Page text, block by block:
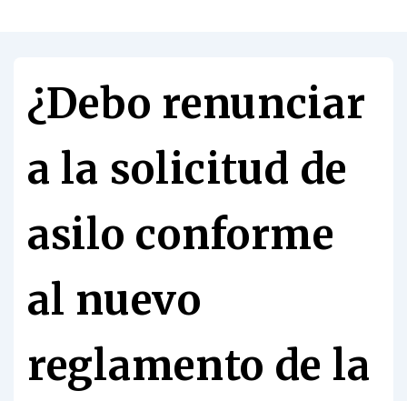
¿Debo renunciar
a la solicitud de
asilo conforme
al nuevo
reglamento de la